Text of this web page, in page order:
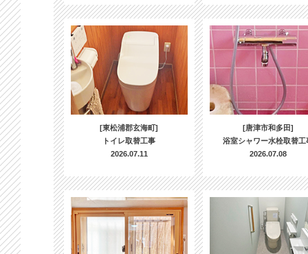
[東松浦郡玄海町]
トイレ取替工事
2026.07.11
[唐津市和多田]
浴室シャワー水栓取替工
2026.07.08